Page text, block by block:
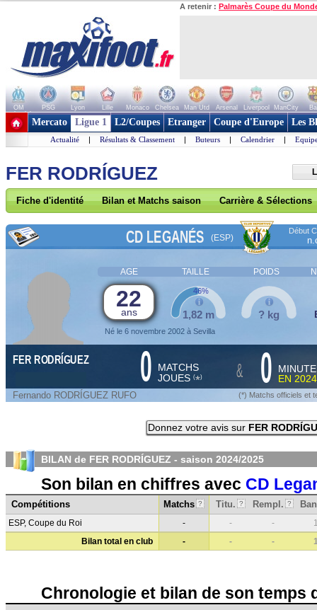
A retenir : Palmarès Coupe du
OM PSG Lyon Lille Monaco Chelsea Man Utd Arsenal Liverpool ManCity
+ de clubs
Mercato Ligue 1 L2/Coupes Etranger Coupe d'Europe Les
Actualité | Résultats & Classement | Buteurs | Calendrier |
FER RODRÍGUEZ
Fiche d'identité Bilan et Matchs saison Carrière & Sélections
CD LEGANÉS (ESP)
Début
AGE TAILLE POIDS
22
ans
Né le 6 novembre 2002 à Sevilla
1,82 m
46%
? kg
FER RODRÍGUEZ 0 MATCHS
JOUES (*) & 0
EN
Fernando RODRÍGUEZ RUFO (*) Matchs officiels et
Donnez votre avis sur FER
BILAN de FER RODRÍGUEZ - saison 2024/2025
Son bilan en chiffres avec CD
Compétitions Matchs ? Titu. ? Rempl. ?
ESP, Coupe du Roi - - -
Bilan total en club
- - -
Chronologie et bilan de son temps